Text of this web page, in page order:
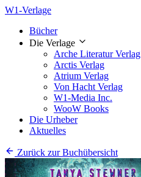
W1-Verlage
Bücher
Die Verlage
Arche Literatur Verlag
Arctis Verlag
Atrium Verlag
Von Hacht Verlag
W1-Media Inc.
WooW Books
Die Urheber
Aktuelles
Zurück zur Buchübersicht